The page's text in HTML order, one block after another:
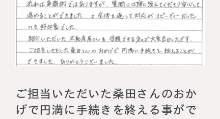
ご相談の流れ
選ばれる理由
よくある質問
相続を学ぶ
相続税申告について
ご相談の流れ
料金表
相続に備えたい方へ
生前対策相談について
ご担当いただいた桑田さんのおか
げで円満に手続きを終える事がで